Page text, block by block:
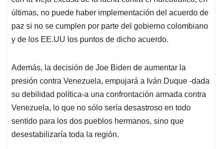
últimas, no puede haber implementación del acuerdo de
paz si no se cumplen por parte del gobierno colombiano
y de los EE.UU los puntos de dicho acuerdo.
Además, la decisión de Joe Biden de aumentar la
presión contra Venezuela, empujará a Iván Duque -dada
su debilidad política-a una confrontación armada contra
Venezuela, lo que no sólo sería desastroso en todo
sentido para los dos pueblos hermanos, sino que
desestabilizaría toda la región.